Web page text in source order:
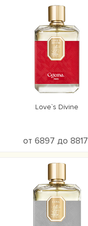
Love`s Divine
от 6897 до 8817